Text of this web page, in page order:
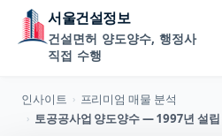
서울건설정보
건설면허 양도양수, 행정사
직접 수행
인사이트 › 프리미엄 매물 분석
›